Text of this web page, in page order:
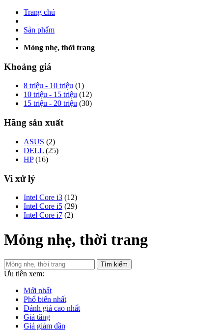
Trang chủ
Sản phẩm
Mỏng nhẹ, thời trang
Khoảng giá
8 triệu - 10 triệu (1)
10 triệu - 15 triệu (12)
15 triệu - 20 triệu (30)
Hãng sản xuất
ASUS (2)
DELL (25)
HP (16)
Vi xử lý
Intel Core i3 (12)
Intel Core i5 (29)
Intel Core i7 (2)
Mỏng nhẹ, thời trang
Tìm kiếm
Ưu tiên xem:
Mới nhất
Phổ biến nhất
Đánh giá cao nhất
Giá tăng
Giá giảm dần